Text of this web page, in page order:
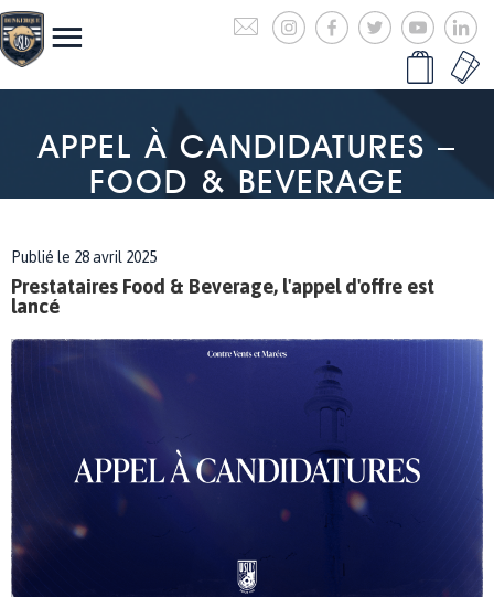
APPEL À CANDIDATURES –
FOOD & BEVERAGE
Publié le 28 avril 2025
Prestataires Food & Beverage, l'appel d'offre est
lancé